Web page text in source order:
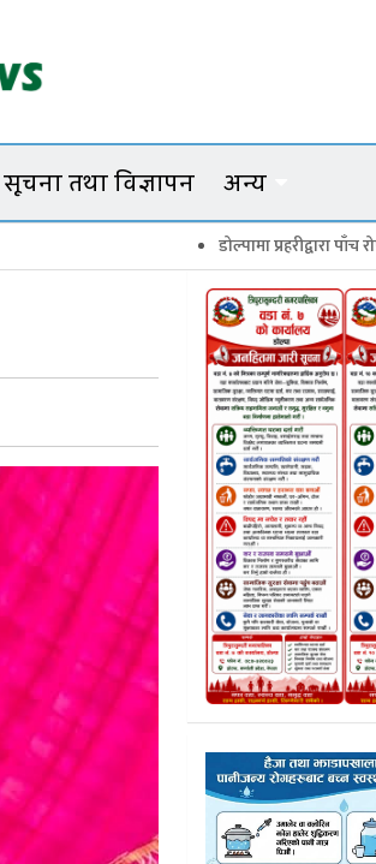
सूचना तथा विज्ञापन अन्य
डोल्पामा प्रहरीद्वारा पाँच रोपनी क्षेत्रमा